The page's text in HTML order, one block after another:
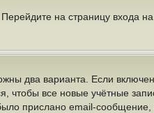
на страницу входа
два варианта. Если
чтобы все новые учётные
прислано email-